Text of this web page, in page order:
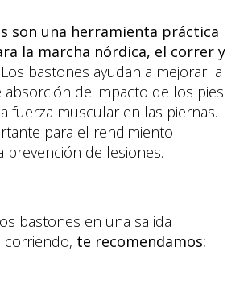
son una herramienta práctica
la marcha nórdica, el correr y
bastones ayudan a mejorar la
absorción de impacto de los pies
fuerza muscular en las piernas.
para el rendimiento
prevención de lesiones.
bastones en una salida
corriendo, te recomendamos: